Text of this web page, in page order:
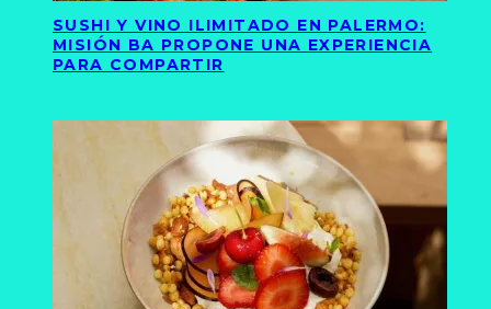
SUSHI Y VINO ILIMITADO EN PALERMO:
MISIÓN BA PROPONE UNA EXPERIENCIA
PARA COMPARTIR